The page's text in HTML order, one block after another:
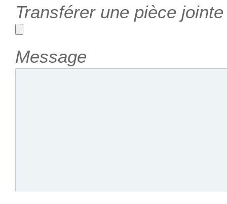
Transférer une pièce
Message